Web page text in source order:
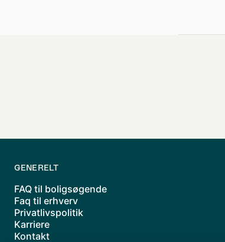
GENERELT
FAQ til boligsøgende
Faq til erhverv
Privatlivspolitik
Karriere
Kontakt